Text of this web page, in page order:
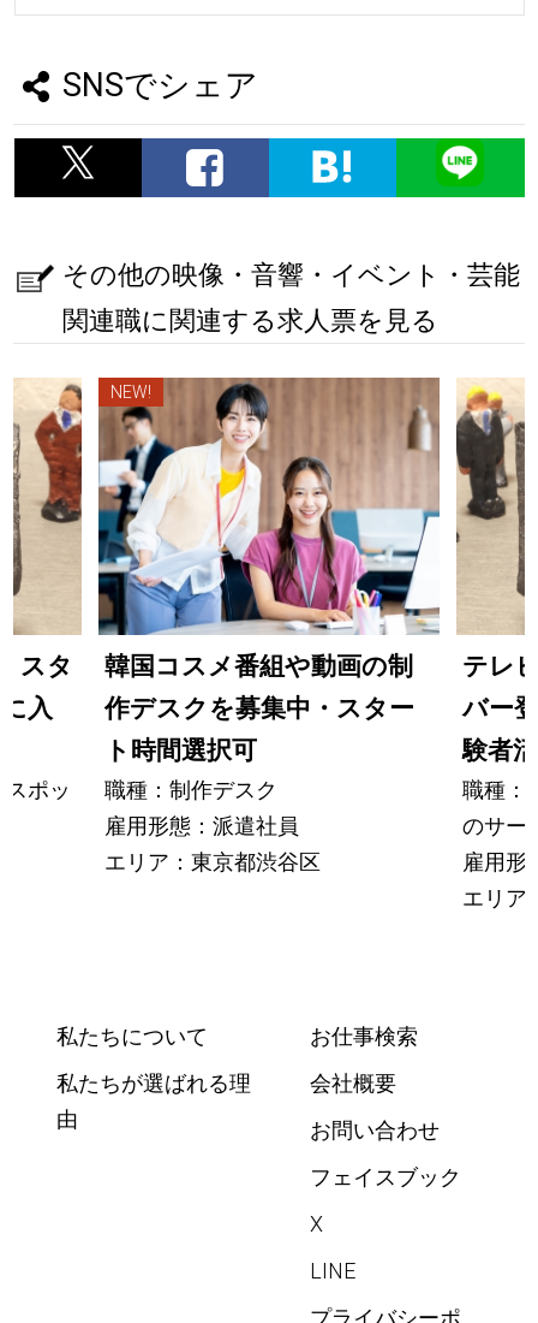
SNSでシェア
その他の映像・音響・イベント・芸能
関連職に関連する求人票を見る
スタ
入
ポッ
NEW!
韓国コスメ番組や動画の制
作デスクを募集中・スター
ト時間選択可
職種：制作デスク
雇用形態：派遣社員
エリア：東京都渋谷区
テレ
バー
験者
職種：
のサー
雇用形
エリア
私たちについて
私たちが選ばれる理
由
お仕事検索
会社概要
お問い合わせ
フェイスブック
X
LINE
プライバシーポ